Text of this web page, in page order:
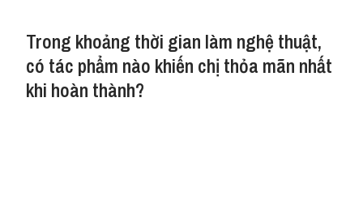
Trong khoảng thời gian làm nghệ thuật,
có tác phẩm nào khiến chị thỏa mãn nhất
khi hoàn thành?